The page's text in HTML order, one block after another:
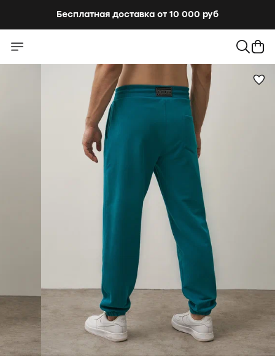
Бесплатная доставка от 10 000 руб